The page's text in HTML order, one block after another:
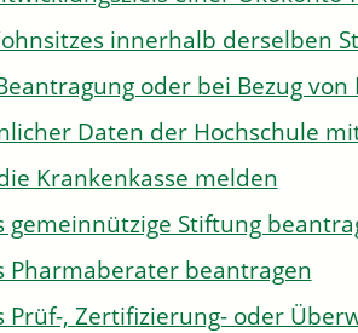
innerhalb derselben
oder bei Bezug
Daten der Hochschule
Krankenkasse melden
gemeinnützige Stiftung
Pharmaberater beantragen
, Zertifizierung- oder